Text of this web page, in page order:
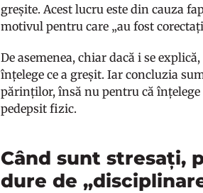
greșite. Acest lucru este din cauza
motivul pentru care „au fost
De asemenea, chiar dacă i se
înțelege ce a greșit. Iar concluzia
părinților, însă nu pentru că înțelege
pedepsit fizic.
Când sunt stresați,
dure de